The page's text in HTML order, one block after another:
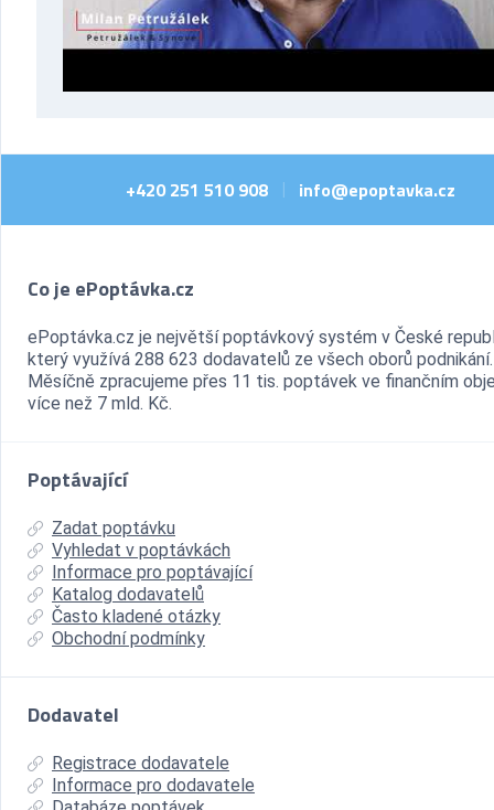
+420 251 510 908 info@epoptavka.cz
Co je ePoptávka.cz
ePoptávka.cz je největší poptávkový systém v České
který využívá 288 623 dodavatelů ze všech oborů podnikání.
Měsíčně zpracujeme přes 11 tis. poptávek ve finančním
více než 7 mld. Kč.
Poptávající
Zadat poptávku
Vyhledat v poptávkách
Informace pro poptávající
Katalog dodavatelů
Často kladené otázky
Obchodní podmínky
Dodavatel
Registrace dodavatele
Informace pro dodavatele